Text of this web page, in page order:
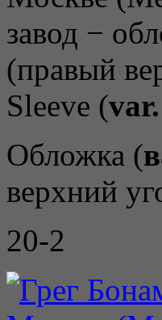
Sleeve (
Обложка (
верхний
20-2